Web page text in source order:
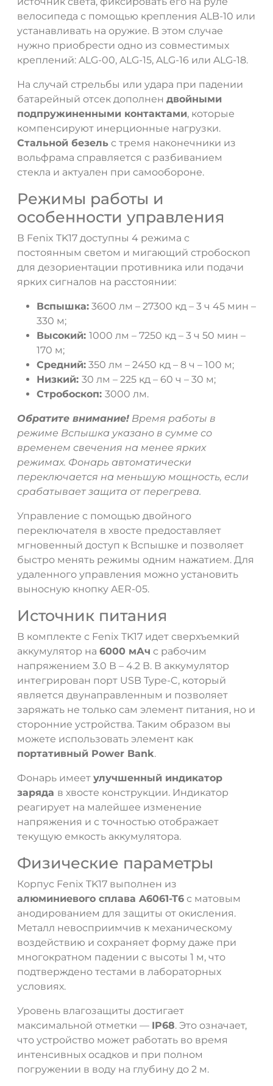
велосипеда с помощью крепления ALB-10 или
устанавливать на оружие. В этом случае
нужно приобрести одно из совместимых
креплений: ALG-00, ALG-15, ALG-16 или ALG-18.
На случай стрельбы или удара при падении
батарейный отсек дополнен двойными
подпружиненными контактами, которые
компенсируют инерционные нагрузки.
Стальной безель с тремя наконечники из
вольфрама справляется с разбиванием
стекла и актуален при самообороне.
Режимы работы и
особенности управления
В Fenix TK17 доступны 4 режима с
постоянным светом и мигающий стробоскоп
для дезориентации противника или подачи
ярких сигналов на расстоянии:
Вспышка: 3600 лм – 27300 кд – 3 ч 45 мин –
330 м;
Высокий: 1000 лм – 7250 кд – 3 ч 50 мин –
170 м;
Средний: 350 лм – 2450 кд – 8 ч – 100 м;
Низкий: 30 лм – 225 кд – 60 ч – 30 м;
Стробоскоп: 3000 лм.
Обратите внимание! Время работы в
режиме Вспышка указано в сумме со
временем свечения на менее ярких
режимах. Фонарь автоматически
переключается на меньшую мощность, если
срабатывает защита от перегрева.
Управление с помощью двойного
переключателя в хвосте предоставляет
мгновенный доступ к Вспышке и позволяет
быстро менять режимы одним нажатием. Для
удаленного управления можно установить
выносную кнопку AER-05.
Источник питания
В комплекте с Fenix TK17 идет сверхъемкий
аккумулятор на 6000 мАч с рабочим
напряжением 3.0 В – 4.2 В. В аккумулятор
интегрирован порт USB Type-C, который
является двунаправленным и позволяет
заряжать не только сам элемент питания, но и
сторонние устройства. Таким образом вы
можете использовать элемент как
портативный Power Bank.
Фонарь имеет улучшенный индикатор
заряда в хвосте конструкции. Индикатор
реагирует на малейшее изменение
напряжения и с точностью отображает
текущую емкость аккумулятора.
Физические параметры
Корпус Fenix TK17 выполнен из
алюминиевого сплава A6061-T6 с матовым
анодированием для защиты от окисления.
Металл невосприимчив к механическому
воздействию и сохраняет форму даже при
многократном падении с высоты 1 м, что
подтверждено тестами в лабораторных
условиях.
Уровень влагозащиты достигает
максимальной отметки — IP68. Это означает,
что устройство может работать во время
интенсивных осадков и при полном
погружении в воду на глубину до 2 м.
НЕТ